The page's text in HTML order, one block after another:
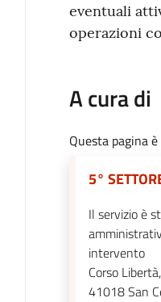
eventuali
operazioni
A cura di
Questa pagina
5°
Il servizio è
intervento
Corso
41018San